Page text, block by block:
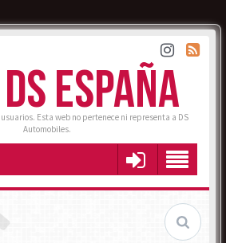
ESPAÑA
Esta web no pertenece ni representa a DS
Automobiles.